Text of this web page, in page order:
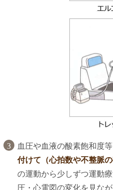
血圧や血液の酸素飽和度
付けて（心拍数や不整脈
の運動から少しずつ運動
圧・心電図の変化を見な